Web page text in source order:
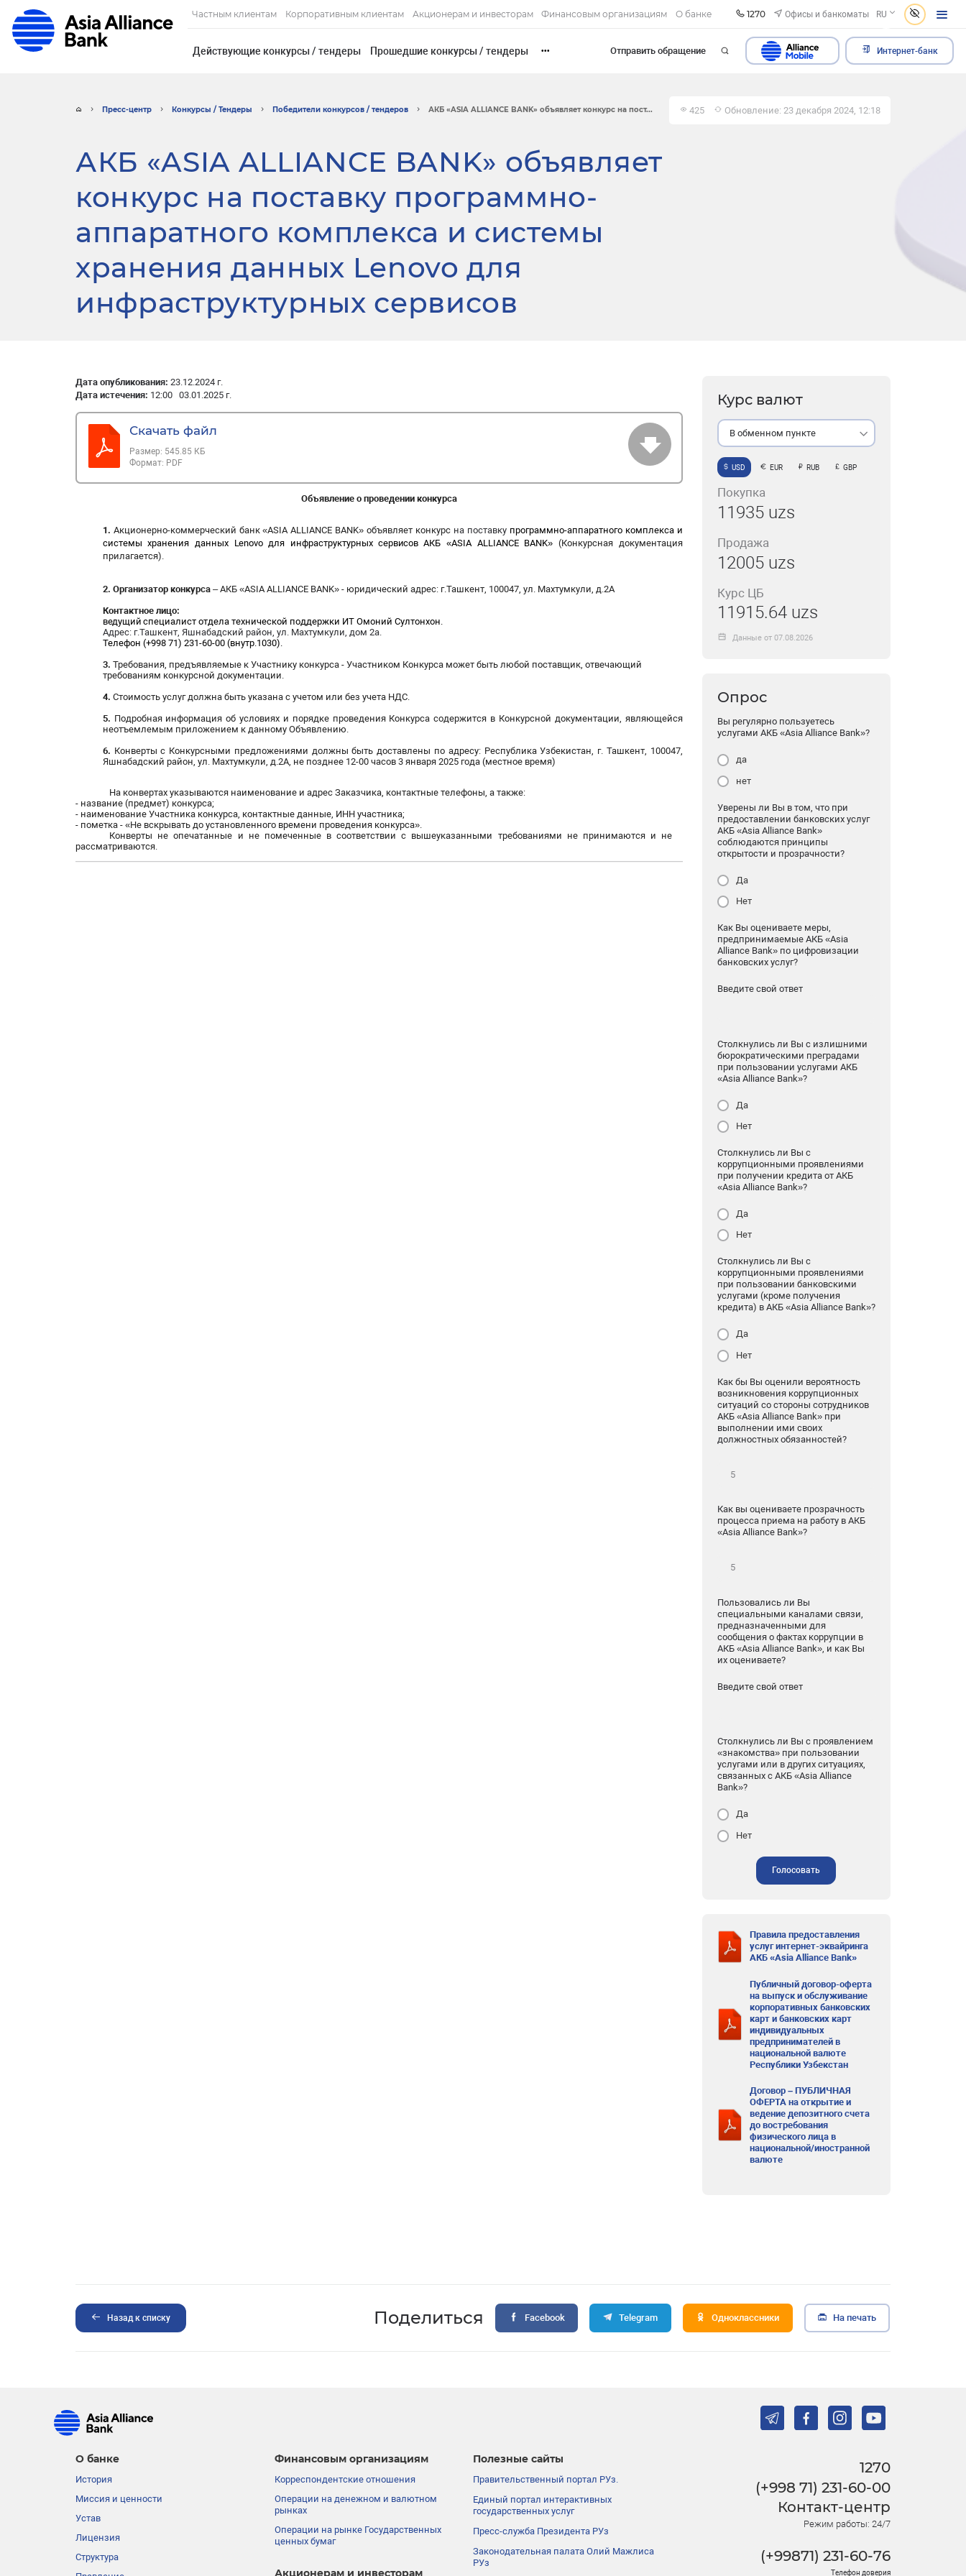
Частным клиентам Корпоративным клиентам Акционерам и инвесторам Финансовым организациям О банке 1270 Офисы и банкоматы RU
Действующие конкурсы / тендеры Прошедшие конкурсы / тендеры ••• Отправить обращение Интернет-банк
Пресс-центр Конкурсы / Тендеры Победители конкурсов / тендеров АКБ «ASIA ALLIANCE BANK» объявляет конкурс на пост... 425 Обновление: 23 декабря 2024, 12:18
АКБ «ASIA ALLIANCE BANK» объявляет
конкурс на поставку программно-
аппаратного комплекса и системы
хранения данных Lenovo для
инфраструктурных сервисов
Дата опубликования: 23.12.2024 г.
Дата истечения: 12:00 03.01.2025 г.
Скачать файл
Размер: 545.85 КБ
Формат: PDF
Объявление о проведении конкурса
1. Акционерно-коммерческий банк «ASIA ALLIANCE BANK» объявляет конкурс на поставку программно-аппаратного комплекса и
системы хранения данных Lenovo для инфраструктурныхсервисовАКБ «ASIA ALLIANCE BANK» (Конкурсная документация
прилагается).
2. Организатор конкурса– АКБ «ASIA ALLIANCE BANK» - юридический адрес: г.Ташкент, 100047, ул. Махтумкули, д.2А
Контактное лицо:
ведущий специалист отдела технической поддержки ИТ Омоний Султонхон.
Адрес: г.Ташкент, Яшнабадский район, ул. Махтумкули, дом 2а.
Телефон (+998 71) 231-60-00 (внутр.1030).
3. Требования, предъявляемые к Участнику конкурса - Участником Конкурса может быть любой поставщик, отвечающий
требованиям конкурсной документации.
4. Стоимость услуг должна быть указана с учетом или без учета НДС.
5. Подробная информация об условиях и порядке проведения Конкурса содержится в Конкурсной документации, являющейся
неотъемлемым приложением к данному Объявлению.
6. Конверты с Конкурсными предложениями должны быть доставлены по адресу: Республика Узбекистан, г. Ташкент, 100047,
Яшнабадский район, ул. Махтумкули, д.2А, не позднее 12-00 часов 3 января 2025 года (местное время)
На конвертах указываются наименование и адрес Заказчика, контактные телефоны, а также:
- название (предмет) конкурса;
- наименование Участника конкурса, контактные данные, ИНН участника;
- пометка - «Не вскрывать до установленного времени проведения конкурса».
Конверты не опечатанные и не помеченные в соответствии с вышеуказанными требованиями не принимаются и не
рассматриваются.
Курс валют
В обменном пункте
USD EUR RUB GBP
Покупка
11935 uzs
Продажа
12005 uzs
Курс ЦБ
11915.64 uzs
Данные от 07.08.2026
Опрос
Вы регулярно пользуетесь
услугами АКБ «Asia Alliance Bank»?
да
нет
Уверены ли Вы в том, что при
предоставлении банковских услуг
АКБ «Asia Alliance Bank»
соблюдаются принципы
открытости и прозрачности?
Да
Нет
Как Вы оцениваете меры,
предпринимаемые АКБ «Asia
Alliance Bank» по цифровизации
банковских услуг?
Введите свой ответ
Столкнулись ли Вы с излишними
бюрократическими преградами
при пользовании услугами АКБ
«Asia Alliance Bank»?
Да
Нет
Столкнулись ли Вы с
коррупционными проявлениями
при получении кредита от АКБ
«Asia Alliance Bank»?
Да
Нет
Столкнулись ли Вы с
коррупционными проявлениями
при пользовании банковскими
услугами (кроме получения
кредита) в АКБ «Asia Alliance Bank»?
Да
Нет
Как бы Вы оценили вероятность
возникновения коррупционных
ситуаций со стороны сотрудников
АКБ «Asia Alliance Bank» при
выполнении ими своих
должностных обязанностей?
Как вы оцениваете прозрачность
процесса приема на работу в АКБ
«Asia Alliance Bank»?
Пользовались ли Вы
специальными каналами связи,
предназначенными для
сообщения о фактах коррупции в
АКБ «Asia Alliance Bank», и как Вы
их оцениваете?
Введите свой ответ
Столкнулись ли Вы с проявлением
«знакомства» при пользовании
услугами или в других ситуациях,
связанных с АКБ «Asia Alliance
Bank»?
Да
Нет
Голосовать
Правила предоставления
услуг интернет-эквайринга
АКБ «Asia Alliance Bank»
Публичный договор-оферта
на выпуск и обслуживание
корпоративных банковских
карт и банковских карт
индивидуальных
предпринимателей в
национальной валюте
Республики Узбекстан
Договор – ПУБЛИЧНАЯ
ОФЕРТА на открытие и
ведение депозитного счета
до востребования
физического лица в
национальной/иностранной
валюте
Назад к списку Поделиться Facebook Telegram Одноклассники На печать
О банке
История
Миссия и ценности
Устав
Лицензия
Структура
Финансовым организациям
Корреспондентские отношения
Операции на денежном и валютном
рынках
Операции на рынке Государственных
ценных бумаг
Акционерам и инвесторам
Полезные сайты
Правительственный портал РУз.
Единый портал интерактивных
государственных услуг
Пресс-служба Президента РУз
Законодательная палата Олий Мажлиса
РУз
1270
(+998 71) 231-60-00
Контакт-центр
Режим работы: 24/7
(+99871) 231-60-76
Телефон доверия